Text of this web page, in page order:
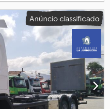
Anúncio classificado